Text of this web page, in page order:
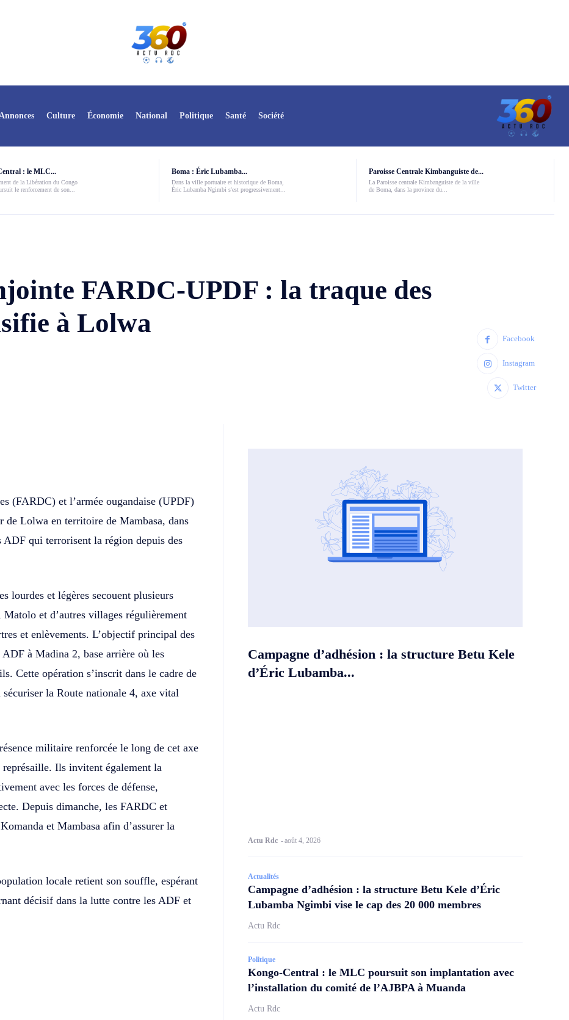
Culture Économie National Politique Santé Société
: le MLC...
de la Libération du Congo
le renforcement de son...
Boma : Éric Lubamba...
Dans la ville portuaire et historique de Boma,
Éric Lubamba Ngimbi s'est progressivement...
Paroisse Centrale Kimbanguiste de...
La Paroisse centrale Kimbanguiste de la ville
de Boma, dans la province du...
FARDC-UPDF : la traque des
à Lolwa
Facebook
Instagram
Twitter
(FARDC) et l’armée ougandaise (UPDF)
Lolwa en territoire de Mambasa, dans
qui terrorisent la région depuis des
lourdes et légères secouent plusieurs
et d’autres villages régulièrement
et enlèvements. L’objectif principal des
à Madina 2, base arrière où les
Cette opération s’inscrit dans le cadre de
la Route nationale 4, axe vital
militaire renforcée le long de cet axe
Ils invitent également la
avec les forces de défense,
Depuis dimanche, les FARDC et
et Mambasa afin d’assurer la
locale retient son souffle, espérant
décisif dans la lutte contre les ADF et
Campagne d’adhésion : la structure Betu Kele
d’Éric Lubamba...
Actu Rdc -août 4, 2026
Actualités
Campagne d’adhésion : la structure Betu Kele d’Éric
Lubamba Ngimbi vise le cap des 20 000 membres
Actu Rdc
Politique
Kongo-Central : le MLC poursuit son implantation avec
l’installation du comité de l’AJBPA à Muanda
Actu Rdc